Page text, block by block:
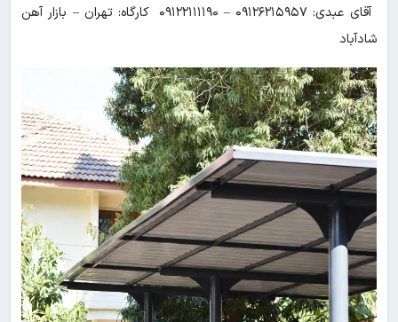
آقای عبدی: ۰۹۱۲۶۲۱۵۹۵۷ – ۰۹۱۲۲۱۱۱۱۹۰ کارگاه: تهران – بازار آهن
شادآباد